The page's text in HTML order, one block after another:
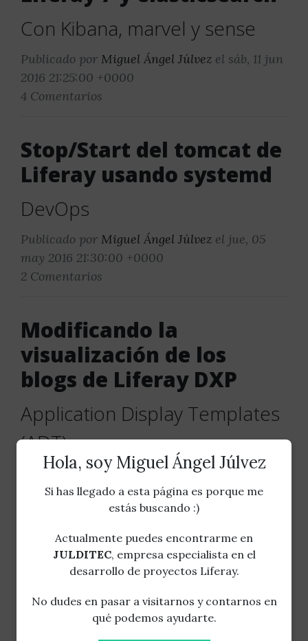
Con Kibana, marvel y sense
Publicado por Miguel Ángel Júlvez el sáb, 11 jun
2016 21:25:00 +0000
4 Comentarios
Stop/Start del tomcat de
Liferay usando systemd
DevOps
Publicado por Miguel Ángel Júlvez el jue, 05
may 2016 21:30:00 +0000
2 Comentarios
Modificando la
visualización de los
blogs de Liferay DXP
Application Display Templates
(ADT)
Publicado por Miguel Ángel Júlvezel mar, 03
may 2016 21:32:00 +0000
Usando Disqus para
Liferay DXP
Hola, soy Miguel Ángel Júlvez
Si has llegado a esta página es porque me
estás buscando :)
Actualmente puedes encontrarme en
JULDITEC, empresa especialista en el
desarrollo de proyectos Liferay.
No dudes en pasar a visitarnos y contarnos en
qué podemos ayudarte.